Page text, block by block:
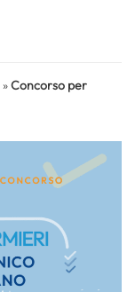
»Concorso per